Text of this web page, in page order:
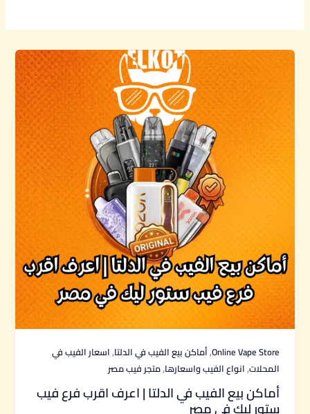
Online Vape Store
,أماكن بيع الفيب في الدلتا,اسعار الفيب في
المحلات,انواع الفيب واسعارها,متجر فيب مصر
أماكن بيع الفيب في الدلتا | اعرف اقرب فرع فيب
ستور ليك في مصر